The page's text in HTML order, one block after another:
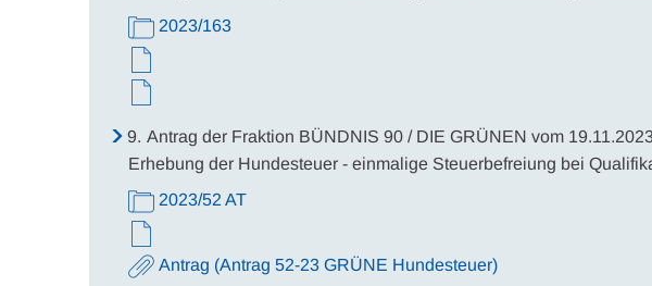
2023/163
9. Antrag der Fraktion BÜNDNIS 90 / DIE GRÜNEN vom
Erhebung der Hundesteuer - einmalige Steuerbefreiung bei
2023/52 AT
Antrag (Antrag 52-23 GRÜNE Hundesteuer)